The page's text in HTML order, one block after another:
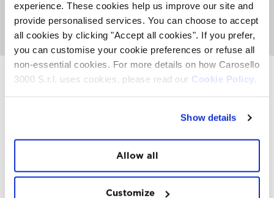
experience. These cookies help us improve our site and
provide personalised services. You can choose to accept
all cookies by clicking "Accept all cookies". If you prefer,
you can customise your cookie preferences or refuse all
non-essential cookies. For more details on how Carosello
3000 S.r.l. uses cookies, please read our Cookie Policy.
Show details
Allow all
Customize
snow-food FatCat, ascoltare bella musica e giocare
insieme al nostro team d’intrattenimento provando a
vincere dei voli in parapendio e altri premi.
FREEDOM